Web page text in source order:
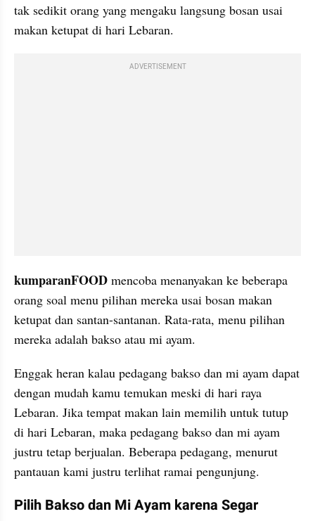
tak sedikit orang yang mengaku langsung bosan usai
makan ketupat di hari Lebaran.
ADVERTISEMENT
kumparanFOOD mencoba menanyakan ke beberapa
orang soal menu pilihan mereka usai bosan makan
ketupat dan santan-santanan. Rata-rata, menu pilihan
mereka adalah bakso atau mi ayam.
Enggak heran kalau pedagang bakso dan mi ayam dapat
dengan mudah kamu temukan meski di hari raya
Lebaran. Jika tempat makan lain memilih untuk tutup
di hari Lebaran, maka pedagang bakso dan mi ayam
justru tetap berjualan. Beberapa pedagang, menurut
pantauan kami justru terlihat ramai pengunjung.
Pilih Bakso dan Mi Ayam karena Segar